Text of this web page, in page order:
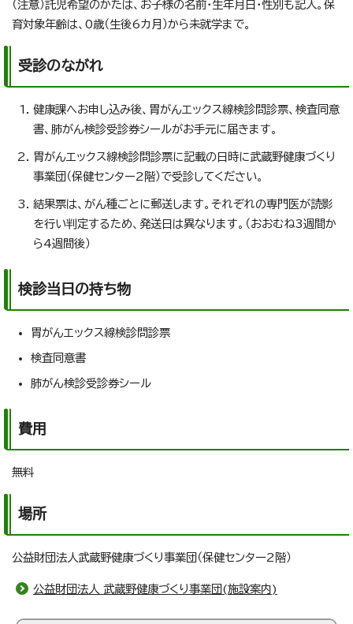
（注意）託児希望のかたは、お子様の名前・生年月日・性別も記入。保
育対象年齢は、0歳（生後6カ月）から未就学まで。
受診のながれ
健康課へお申し込み後、胃がんエックス線検診問診票、検査同意
書、肺がん検診受診券シールがお手元に届きます。
胃がんエックス線検診問診票に記載の日時に武蔵野健康づくり
事業団（保健センター2階）で受診してください。
結果票は、がん種ごとに郵送します。それぞれの専門医が読影
を行い判定するため、発送日は異なります。（おおむね3週間か
ら4週間後）
検診当日の持ち物
胃がんエックス線検診問診票
検査同意書
肺がん検診受診券シール
費用
無料
場所
公益財団法人武蔵野健康づくり事業団（保健センター2階）
公益財団法人 武蔵野健康づくり事業団(施設案内)